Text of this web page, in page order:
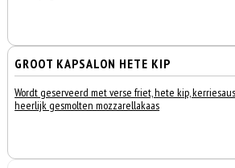
GROOT KAPSALON HETE KIP
Wordt geserveerd met verse friet, hete kip,
heerlijk gesmolten mozzarellakaas